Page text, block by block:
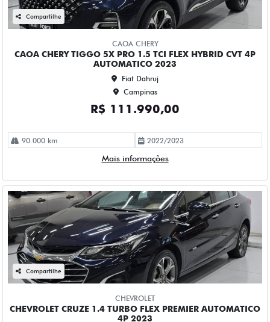
CHEVROLET CRUZE 1.4 TURBO FLEX PREMIER AUTOMATICO
4P 2023
Fiat Dahruj
Campinas
R$ 115.990,00
2022/2023
Mais informações
Compartilhe
CHEVROLET
CHEVROLET MONTANA 1.2 TURBO FLEX PREMIER
AUTOMATICO 4P 2023
Fiat Dahruj
Campinas
R$ 109.990,00